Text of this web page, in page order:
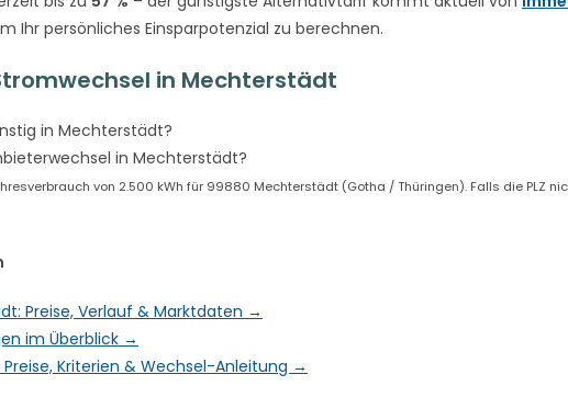
Ihr persönliches Einsparpotenzial zu berechnen.
in Mechterstädt
in Mechterstädt?
in Mechterstädt?
von 2.500 kWh für 99880 Mechterstädt (Gotha / Thüringen). Falls die PLZ
Preise, Verlauf & Marktdaten →
im Überblick →
Kriterien & Wechsel-Anleitung →